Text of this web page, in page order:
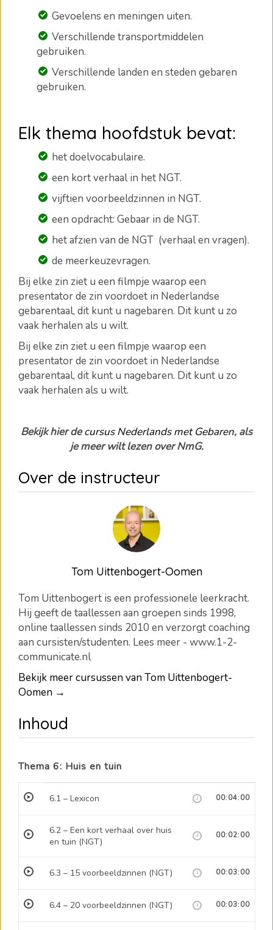
Gevoelens en meningen uiten.
Verschillende transportmiddelen
gebruiken.
Verschillende landen en steden gebaren
gebruiken.
Elk thema hoofdstuk bevat:
het doelvocabulaire.
een kort verhaal in het NGT.
vijftien voorbeeldzinnen in NGT.
een opdracht: Gebaar in de NGT.
het afzien van de NGT (verhaal en vragen).
de meerkeuzevragen.
Bij elke zin ziet u een filmpje waarop een
presentator de zin voordoet in Nederlandse
gebarentaal, dit kunt u nagebaren. Dit kunt u zo
vaak herhalen als u wilt.
Bij elke zin ziet u een filmpje waarop een
presentator de zin voordoet in Nederlandse
gebarentaal, dit kunt u nagebaren. Dit kunt u zo
vaak herhalen als u wilt.
Bekijk hier decursus Nederlands met Gebaren, als
je meer wilt lezen over NmG.
Over de instructeur
Tom Uittenbogert-Oomen
Tom Uittenbogert is een professionele leerkracht.
Hij geeft de taallessen aan groepen sinds 1998,
online taallessen sinds 2010 en verzorgt coaching
aan cursisten/studenten. Lees meer - www.1-2-
communicate.nl
Bekijk meer cursussen van Tom Uittenbogert-
Oomen →
Inhoud
Thema 6: Huis en tuin
6.1 – Lexicon 00:04:00
6.2 – Een kort verhaal over huis
en tuin (NGT)
00:02:00
6.3 – 15 voorbeeldzinnen (NGT) 00:03:00
6.4 – 20 voorbeeldzinnen (NGT) 00:03:00